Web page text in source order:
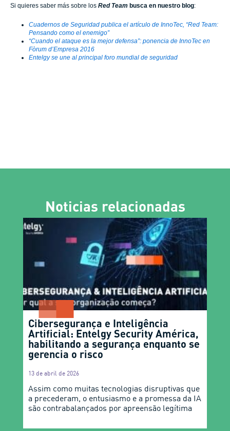
Si quieres saber más sobre los Red Team busca en nuestro blog:
Cuadernos de Seguridad publica el artículo de InnoTec, “Red Team:
Pensando como el enemigo”
“Cuando el ataque es la mejor defensa”: ponencia de InnoTec en
Fòrum d’Empresa 2016
Entelgy se une al principal foro mundial de seguridad
Noticias relacionadas
Cibersegurança e Inteligência
Artificial: Entelgy Security América,
habilitando a segurança enquanto se
gerencia o risco
13 de abril de 2026
Assim como muitas tecnologias disruptivas que
a precederam, o entusiasmo e a promessa da IA
são contrabalançados por apreensão legítima